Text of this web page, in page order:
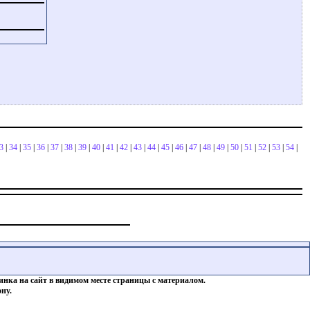
| 34 | 35 | 36 | 37 | 38 | 39 | 40 | 41 | 42 | 43 | 44 | 45 | 46 | 47 | 48 | 49 | 50 | 51 | 52 | 53 | 54 |
на сайт в видимом месте страницы с материалом.